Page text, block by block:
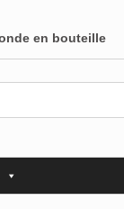
en bouteille